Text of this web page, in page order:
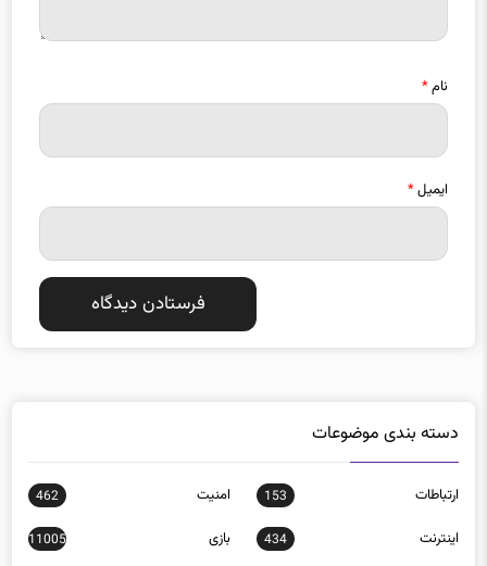
نام*
ایمیل*
دسته بندی موضوعات
ارتباطات 153 امنيت 462
اينترنت 434 بازی 11005